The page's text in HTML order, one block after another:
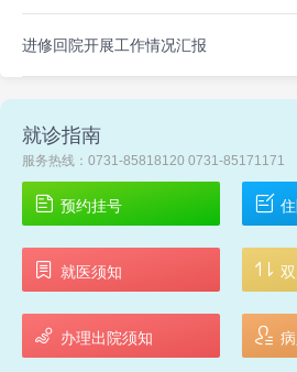
进修回院开展工作情况汇报
就诊指南
服务热线：0731-85818120 0731-85171171
预约挂号
就医须知
办理出院须知